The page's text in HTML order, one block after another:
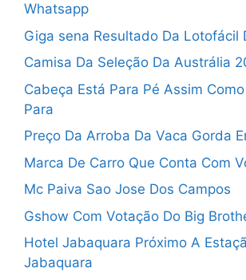
Whatsapp
Giga sena Resultado Da Lotofácil
Camisa Da Seleção Da Austrália
Cabeça Está Para Pé Assim
Para
Preço Da Arroba Da Vaca Gorda
Marca De Carro Que Conta Com
Mc Paiva Sao Jose Dos Campos
Gshow Com Votação Do Big
Hotel Jabaquara Próximo A
Jabaquara